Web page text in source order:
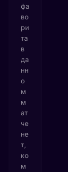
фа
во
ри
та
в
да
нн
о
м
м
ат
че
не
т,
ко
м